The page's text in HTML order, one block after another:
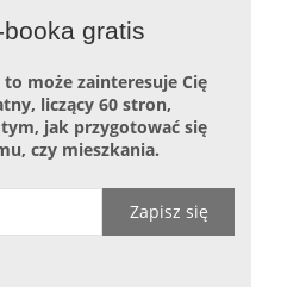
gratis
może zainteresuje Cię
liczący 60 stron,
jak przygotować się
czy mieszkania.
Zapisz się